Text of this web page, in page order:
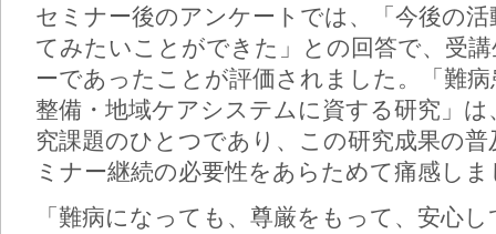
セミナー後のアンケートでは、「今後の
てみたいことができた」との回答で、受
ーであったことが評価されました。「難
整備・地域ケアシステムに資する研究」
究課題のひとつであり、この研究成果の
ミナー継続の必要性をあらためて痛感し
「難病になっても、尊厳をもって、安心